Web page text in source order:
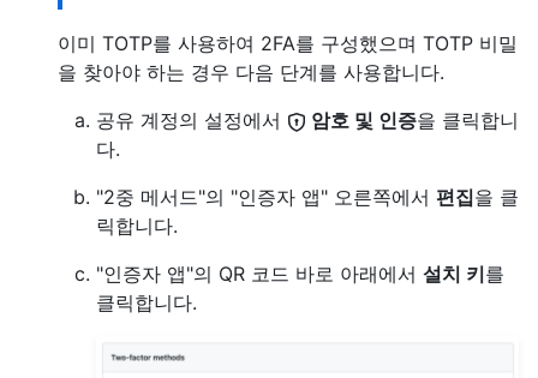
이미 TOTP를 사용하여 2FA를 구성했으며 TOTP 비밀
을 찾아야 하는 경우 다음 단계를 사용합니다.
공유 계정의 설정에서
암호 및 인증을 클릭합니
다.
"2중 메서드"의 "인증자 앱" 오른쪽에서 편집을 클
릭합니다.
"인증자 앱"의 QR 코드 바로 아래에서 설치 키를
클릭합니다.